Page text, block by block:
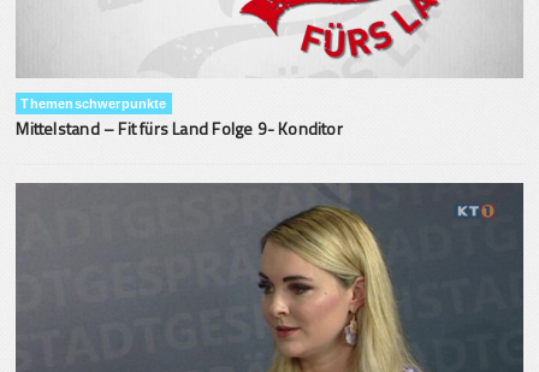
Themenschwerpunkte
Mittelstand – Fit fürs Land Folge 9- Konditor